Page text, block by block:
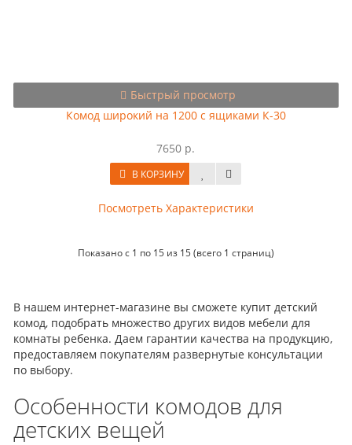
Быстрый просмотр
Комод широкий на 1200 с ящиками К-30
7650 р.
В КОРЗИНУ
Посмотреть Характеристики
Показано с 1 по 15 из 15 (всего 1 страниц)
В нашем интернет-магазине вы сможете купит детский
комод, подобрать множество других видов мебели для
комнаты ребенка. Даем гарантии качества на продукцию,
предоставляем покупателям развернутые консультации
по выбору.
Особенности комодов для
детских вещей